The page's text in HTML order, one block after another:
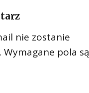
nie zostanie
Wymagane pola są